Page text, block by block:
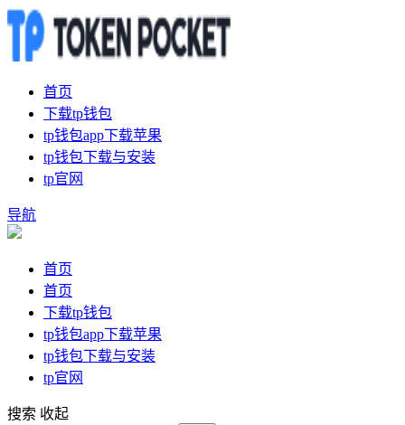
首页
下载tp钱包
tp钱包app下载苹果
tp钱包下载与安装
tp官网
导航
首页
首页
下载tp钱包
tp钱包app下载苹果
tp钱包下载与安装
tp官网
搜索 收起